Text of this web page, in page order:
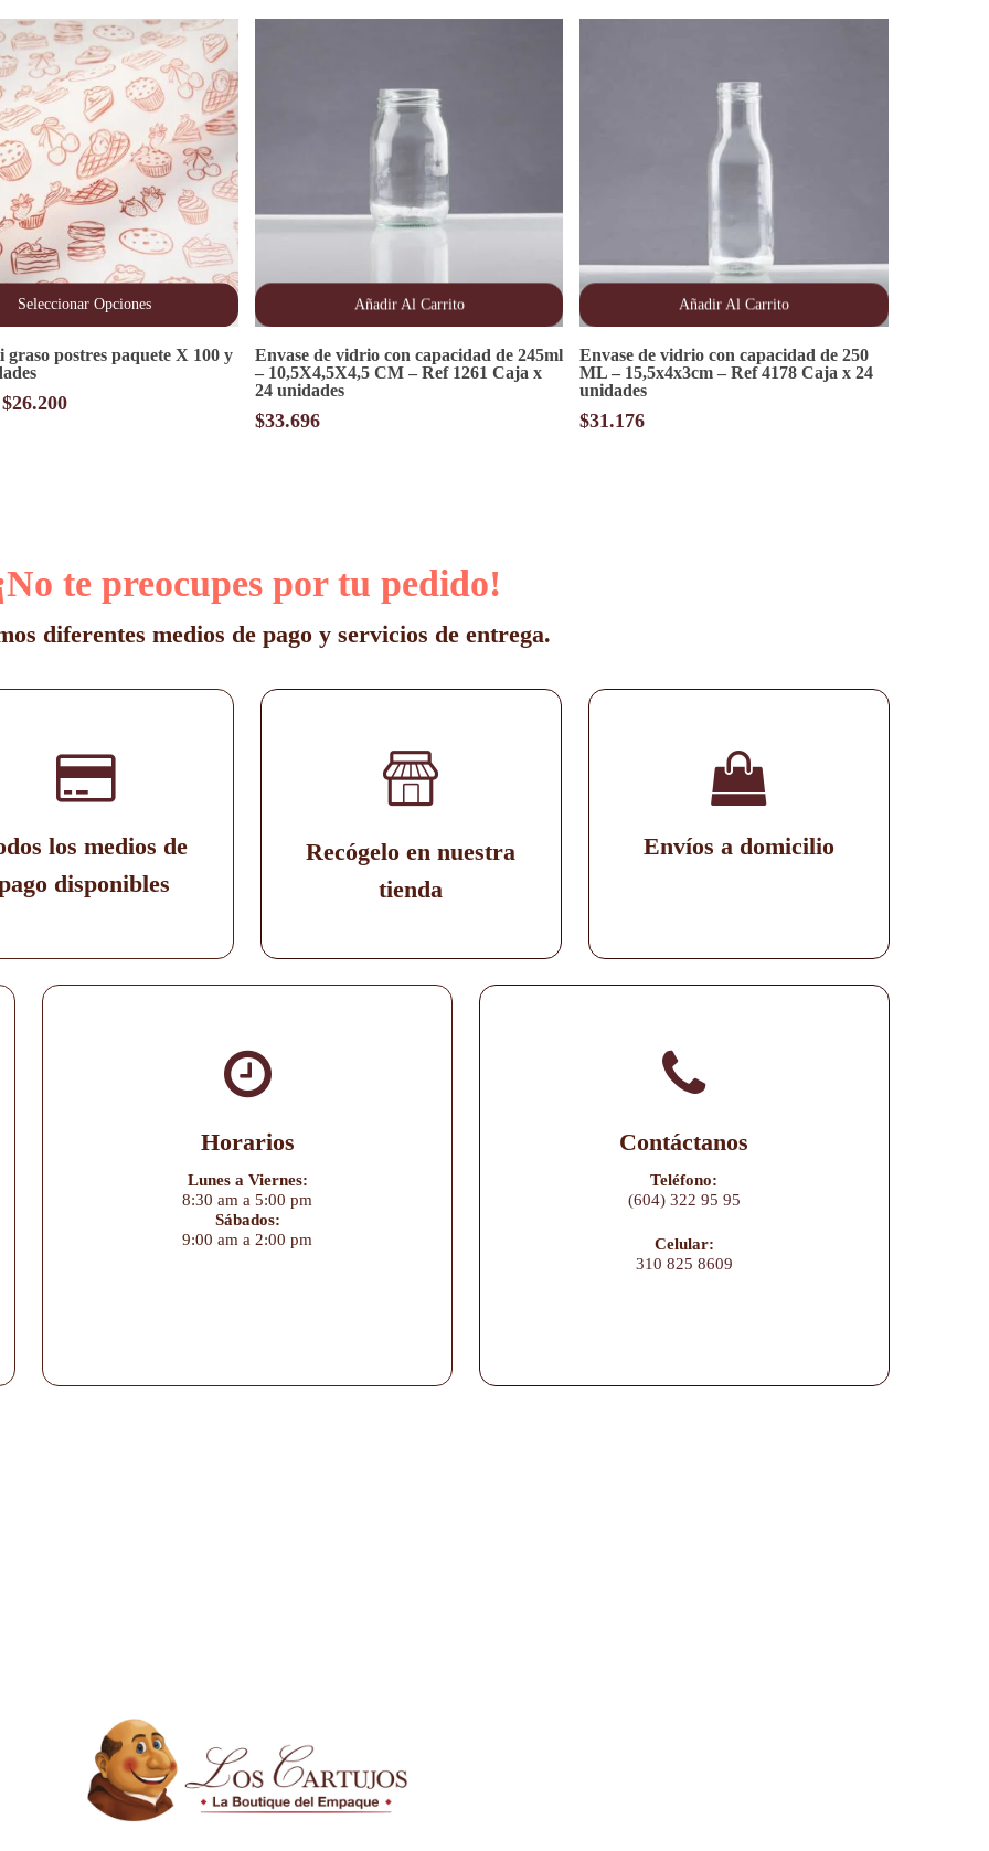
Seleccionar Opciones
graso postres paquete X 100 y
$26.200Rango
Añadir Al Carrito
Envase de vidrio con capacidad de 245ml
– 10,5X4,5X4,5 CM – Ref 1261 Caja x
24 unidades
$33.696
Añadir Al Carrito
Envase de vidrio con capacidad de 250
ML – 15,5x4x3cm – Ref 4178 Caja x 24
unidades
$31.176
te preocupes por tu pedido!
diferentes medios de pago y servicios de entrega.
los medios de
disponibles
Recógelo en nuestra
tienda
Envíos a domicilio
Horarios
Lunes a Viernes:
8:30 am a 5:00 pm
Sábados:
9:00 am a 2:00 pm
Contáctanos
Teléfono:
(604) 322 95 95
Celular:
310 825 8609